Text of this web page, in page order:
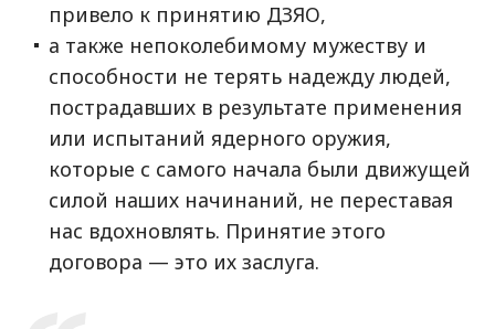
привело к принятию ДЗЯО,
а также непоколебимому мужеству и
способности не терять надежду людей,
пострадавших в результате применения
или испытаний ядерного оружия,
которые с самого начала были движущей
силой наших начинаний, не переставая
нас вдохновлять. Принятие этого
договора — это их заслуга.